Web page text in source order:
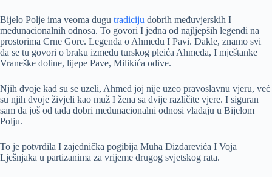
Bijelo Polje ima veoma dugu tradiciju dobrih međuvjerskih I
međunacionalnih odnosa. To govori I jedna od najljepših legendi na
prostorima Crne Gore. Legenda o Ahmedu I Pavi. Dakle, znamo svi
da se tu govori o braku između turskog pleića Ahmeda, I mještanke
Vraneške doline, lijepe Pave, Milikića odive.
Njih dvoje kad su se uzeli, Ahmed joj nije uzeo pravoslavnu vjeru, već
su njih dvoje živjeli kao muž I žena sa dvije različite vjere. I siguran
sam da još od tada dobri međunacionalni odnosi vladaju u Bijelom
Polju.
To je potvrdila I zajednička pogibija Muha Dizdarevića I Voja
Lješnjaka u partizanima za vrijeme drugog svjetskog rata.